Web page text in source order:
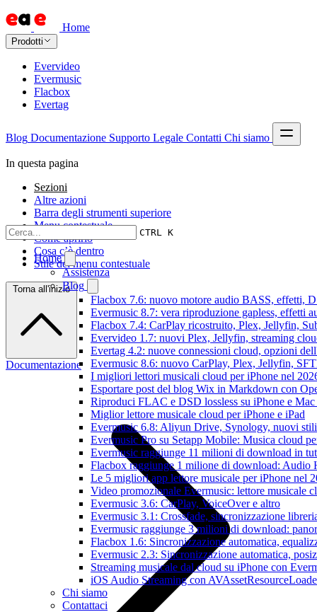
Home
Prodotti
Evervideo
Evermusic
Flacbox
Evertag
Blog Documentazione Supporto Legale Contatti Chi siamo
CTRL K
Home
Assistenza
Blog
Flacbox 7.6: nuovo motore audio BASS, effetti,
Evermusic 8.7: vera riproduzione gapless, effetti
Flacbox 7.4: CarPlay ricostruito, Plex, Jellyfin,
Evervideo 1.7: nuovi Plex, Jellyfin, streaming
Evertag 4.2: nuove connessioni cloud, opzioni
Evermusic 8.6: nuovo CarPlay, Plex, Jellyfin,
I migliori lettori musicali cloud per iPhone nel
Esportare post del blog Wix in Markdown con
Riproduci FLAC e DSD lossless su iPhone e
Miglior lettore musicale cloud per iPhone e iPad
Evermusic 6.8: Aliyun Drive, Synology, nuovi
Evermusic Pro su Setapp Mobile: Musica cloud
Evermusic raggiunge 11 milioni di download in
Flacbox raggiunge 1 milione di download: Audio
Le 5 migliori app lettore musicale per iPhone nel
Video promozionale Evermusic: lettore musicale
Evermusic 3.6: CarPlay, VoiceOver e altro
Evermusic 3.1: Crossfade, sincronizzazione
Evermusic raggiunge 3 milioni di download:
Flacbox 1.6: Sincronizzazione automatica,
Evermusic 2.3: Sincronizzazione automatica,
Streaming musicale dal cloud su iPhone con
iOS Audio Streaming con
Chi siamo
Contattaci
In questa pagina
Sezioni
Altre azioni
Barra degli strumenti superiore
Menu contestuale
Come aprirlo
Cosa c’è dentro
Stile del menu contestuale
Torna all'inizio
Documentazione